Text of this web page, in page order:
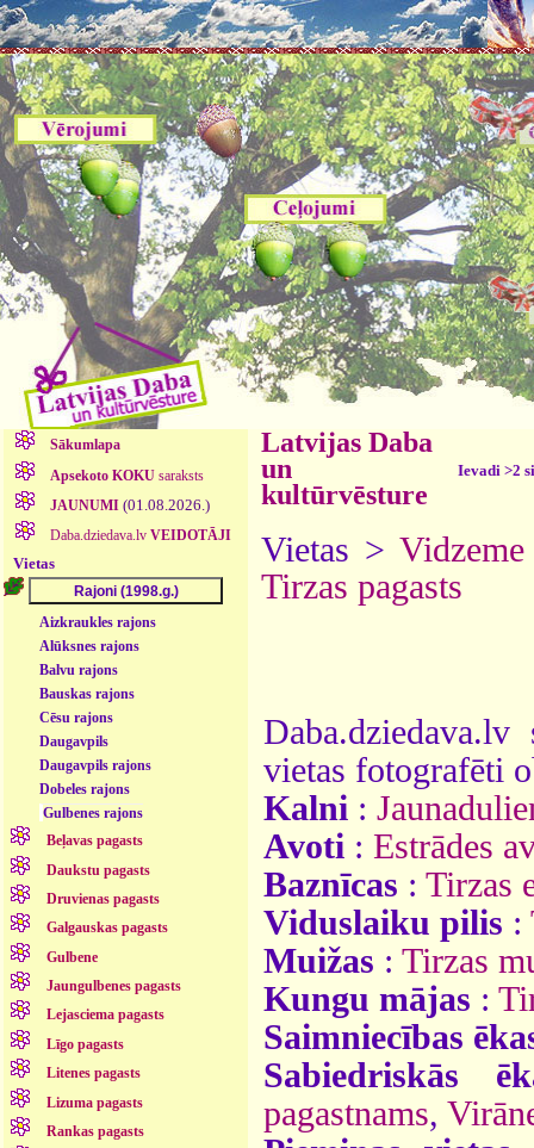
Sākumlapa
Apsekoto KOKUsaraksts
JAUNUMI (01.08.2026.)
Daba.dziedava.lv VEIDOTĀJI
Vietas
Aizkraukles rajons
Alūksnes rajons
Balvu rajons
Bauskas rajons
Cēsu rajons
Daugavpils
Daugavpils rajons
Dobeles rajons
Gulbenes rajons
Beļavas pagasts
Daukstu pagasts
Druvienas pagasts
Galgauskas pagasts
Gulbene
Jaungulbenes pagasts
Lejasciema pagasts
Līgo pagasts
Litenes pagasts
Lizuma pagasts
Rankas pagasts
Latvijas Daba
un
kultūrvēsture
Ievadi >2
Vietas >Vidzeme
Tirzas pagasts
vietas fotografēti
Kalni :
Avoti : Estrādes
Baznīcas : Tirzas
Viduslaiku pilis :
Muižas : Tirzas
Kungu mājas :
Saimniecības
Sabiedriskās
pagastnams,